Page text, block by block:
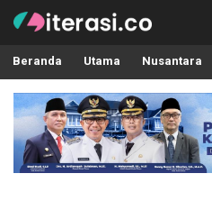
Literasi.co
Pilar Informasi
Beranda Utama Nusantara